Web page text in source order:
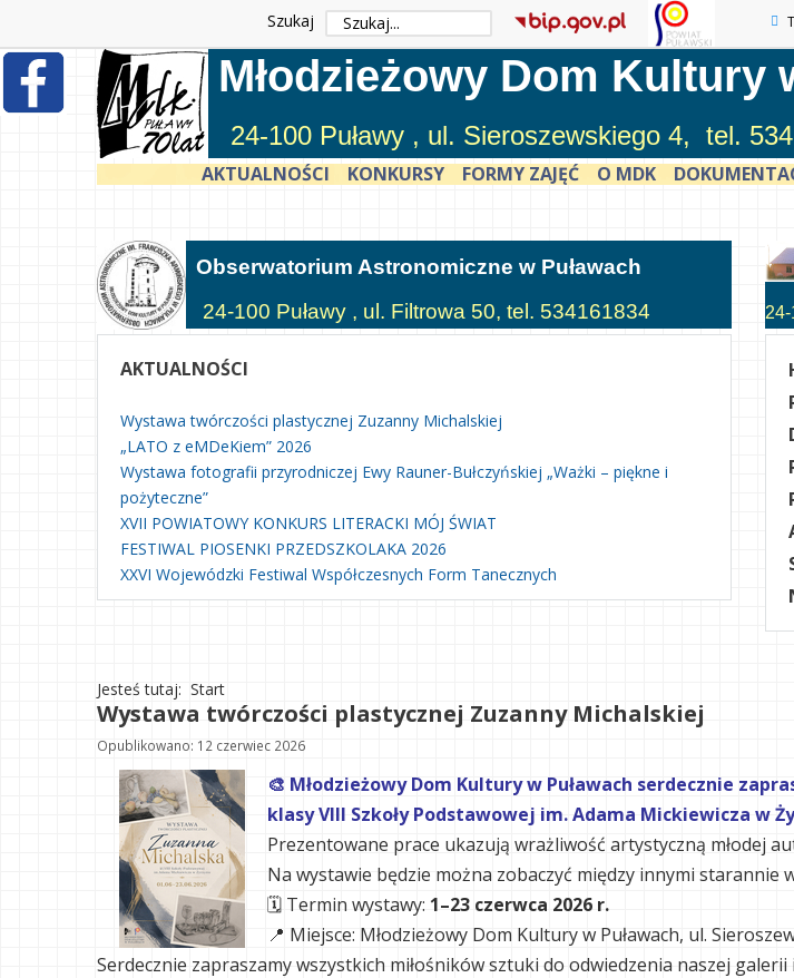
Szukaj
Młodzieżowy Dom Kultury
24-100 Puławy , ul. Sieroszewskiego 4, tel.
AKTUALNOŚCI KONKURSY FORMY ZAJĘĆ O MDK
Obserwatorium Astronomiczne w Puławach
24-100 Puławy , ul. Filtrowa 50, tel. 534161834
AKTUALNOŚCI
Wystawa twórczości plastycznej Zuzanny Michalskiej
„LATO z eMDeKiem” 2026
Wystawa fotografii przyrodniczej Ewy Rauner-Bułczyńskiej „Ważki – piękne i
pożyteczne”
XVII POWIATOWY KONKURS LITERACKI MÓJ ŚWIAT
FESTIWAL PIOSENKI PRZEDSZKOLAKA 2026
XXVI Wojewódzki Festiwal Współczesnych Form Tanecznych
Jesteś tutaj: Start
Wystawa twórczości plastycznej Zuzanny Michalskiej
Opublikowano: 12 czerwiec 2026
🎨 Młodzieżowy Dom Kultury w Puławach serdecznie
klasy VIII Szkoły Podstawowej im. Adama Mickiewicza w
Prezentowane prace ukazują wrażliwość artystyczną młodej
Na wystawie będzie można zobaczyć między innymi starannie
🗓 Termin wystawy: 1–23 czerwca 2026 r.
📍 Miejsce: Młodzieżowy Dom Kultury w Puławach, ul.
Serdecznie zapraszamy wszystkich miłośników sztuki do odwiedzenia naszej